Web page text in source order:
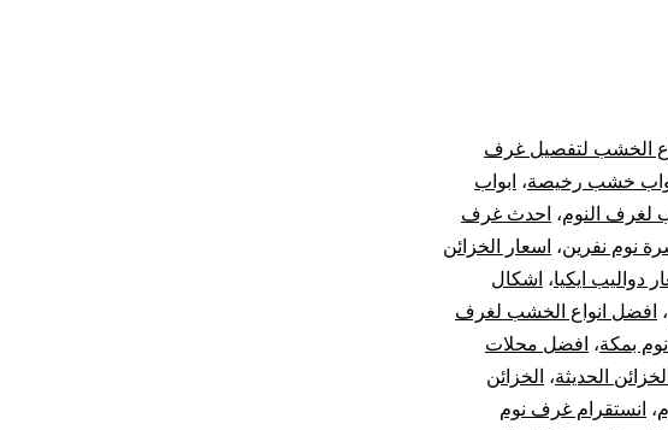
الخشب لتفصيل غرف
خشب رخيصة، ابواب
لغرف النوم، احدث غرف
نوم نفرين، اسعار الخزائن
دواليب ايكيا، اشكال
، افضل انواع الخشب لغرف
بمكة، افضل محلات
الخزائن الحديثة، الخزائن
، انستقرام غرف نوم